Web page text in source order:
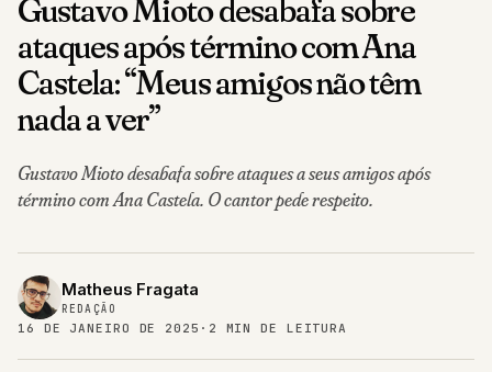
Gustavo Mioto desabafa sobre
ataques após término com Ana
Castela: “Meus amigos não têm
nada a ver”
Gustavo Mioto desabafa sobre ataques a seus amigos após
término com Ana Castela. O cantor pede respeito.
Matheus Fragata
REDAÇÃO
16 DE JANEIRO DE 2025 · 2 MIN DE LEITURA